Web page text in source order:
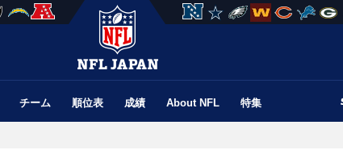
チーム 順位表 成績 About NFL 特集